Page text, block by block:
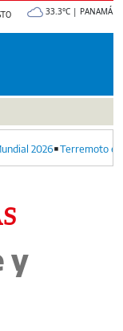
33.3°C | PANAMÁ
2026 Terremoto
y